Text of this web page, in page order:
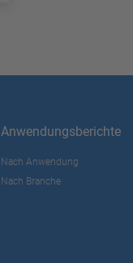
Anwendungsberichte
Nach Anwendung
Nach Branche